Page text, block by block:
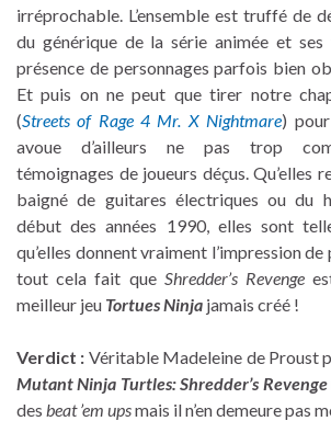
irréprochable. L’ensemble est truffé de
du générique de la série animée et ses
présence de personnages parfois bien
Et puis on ne peut que tirer notre
(Streets of Rage 4 Mr. X Nightmare)
avoue d’ailleurs ne pas trop
témoignages de joueurs déçus. Qu’elles
baigné de guitares électriques ou du
début des années 1990, elles sont
qu’elles donnent vraiment l’impression
tout cela fait que Shredder’s Revenge
meilleur jeu Tortues Ninja jamais créé !
Verdict : Véritable Madeleine de Proust
Mutant Ninja Turtles: Shredder’s Revenge
des beat ’em upsmais il n’en demeure pas